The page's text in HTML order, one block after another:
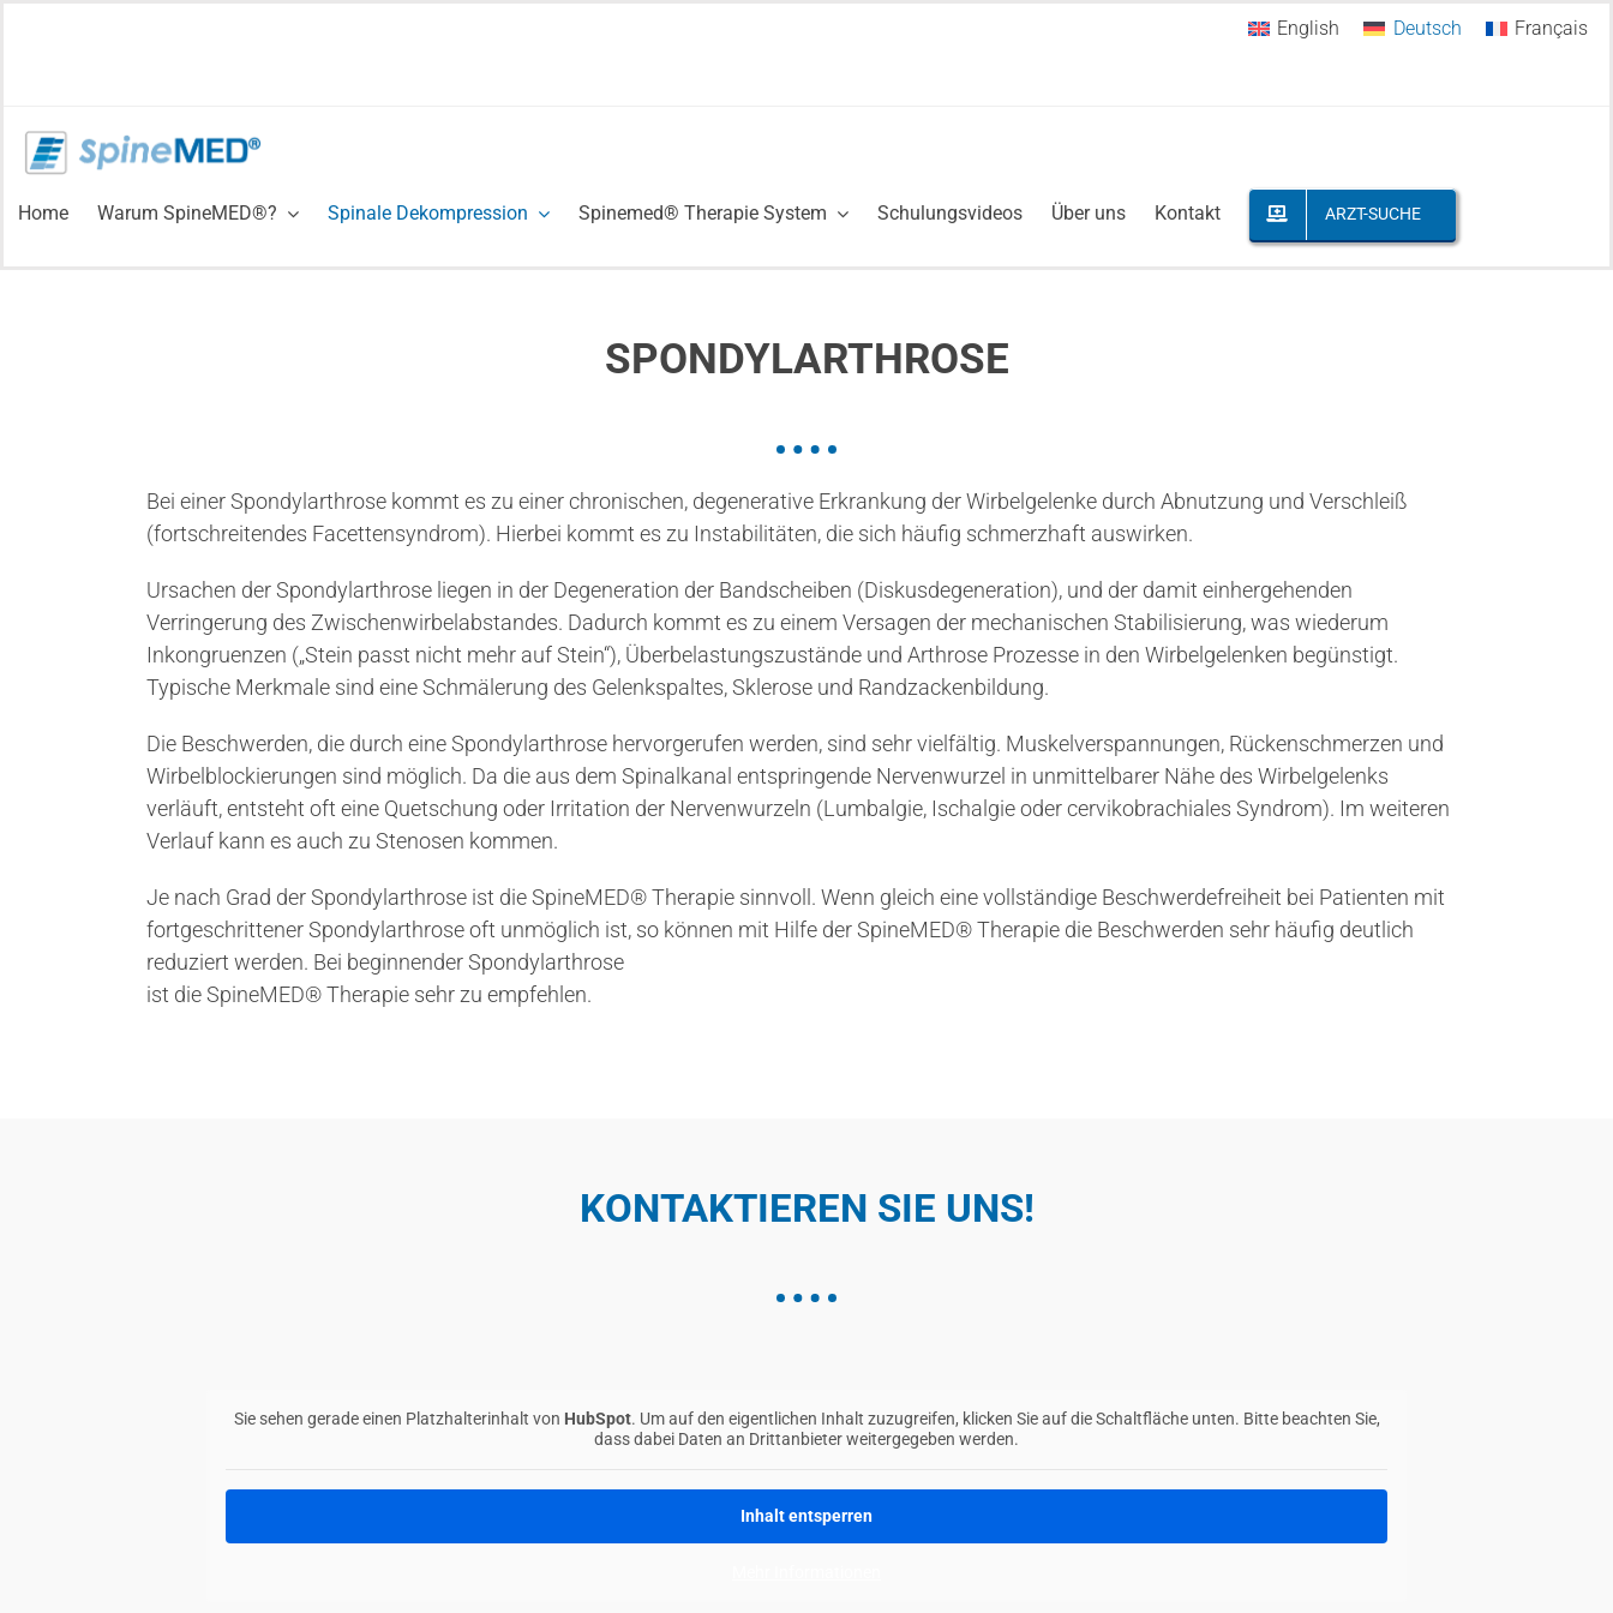
English Deutsch Français
Home Warum SpineMED®? Spinale Dekompression Spinemed® Therapie System Schulungsvideos Über uns Kontakt ARZT-SUCHE
SPONDYLARTHROSE
Bei einer Spondylarthrose kommt es zu einer chronischen, degenerative Erkrankung der Wirbelgelenke durch Abnutzung und Verschleiß
(fortschreitendes Facettensyndrom). Hierbei kommt es zu Instabilitäten, die sich häufig schmerzhaft auswirken.
Ursachen der Spondylarthrose liegen in der Degeneration der Bandscheiben (Diskusdegeneration), und der damit einhergehenden
Verringerung des Zwischenwirbelabstandes. Dadurch kommt es zu einem Versagen der mechanischen Stabilisierung, was wiederum
Inkongruenzen („Stein passt nicht mehr auf Stein“), Überbelastungszustände und Arthrose Prozesse in den Wirbelgelenken begünstigt.
Typische Merkmale sind eine Schmälerung des Gelenkspaltes, Sklerose und Randzackenbildung.
Die Beschwerden, die durch eine Spondylarthrose hervorgerufen werden, sind sehr vielfältig. Muskelverspannungen, Rückenschmerzen und
Wirbelblockierungen sind möglich. Da die aus dem Spinalkanal entspringende Nervenwurzel in unmittelbarer Nähe des Wirbelgelenks
verläuft, entsteht oft eine Quetschung oder Irritation der Nervenwurzeln (Lumbalgie, Ischalgie oder cervikobrachiales Syndrom). Im weiteren
Verlauf kann es auch zu Stenosen kommen.
Je nach Grad der Spondylarthrose ist die SpineMED® Therapie sinnvoll. Wenn gleich eine vollständige Beschwerdefreiheit bei Patienten mit
fortgeschrittener Spondylarthrose oft unmöglich ist, so können mit Hilfe der SpineMED® Therapie die Beschwerden sehr häufig deutlich
reduziert werden. Bei beginnender Spondylarthrose
ist die SpineMED® Therapie sehr zu empfehlen.
KONTAKTIEREN SIE UNS!
Sie sehen gerade einen Platzhalterinhalt von HubSpot. Um auf den eigentlichen Inhalt zuzugreifen, klicken Sie auf die Schaltfläche unten. Bitte beachten Sie,
dass dabei Daten an Drittanbieter weitergegeben werden.
Inhalt entsperren